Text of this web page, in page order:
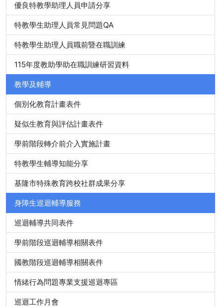
優良特教學助理人員申請分享
特教學生助理人員常見問題QA
特教學生助理人員職前暨在職訓練
115年度教助學助在職訓練研習資料
教學及輔導
個別化教育計畫表件
疑似生教育與評估計畫表件
學前階段轉介前介入實施計畫
特教學生輔導知能分享
基隆市特殊教育跨校社群成果分享
身障生巡迴輔導服務
巡迴輔導共同表件
學前階段巡迴輔導相關表件
國教階段巡迴輔導相關表件
情緒行為問題專業支援巡迴專區
巡迴工作月會